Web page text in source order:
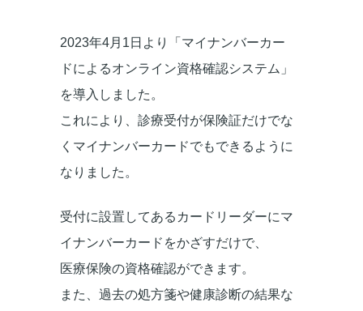
2023年4月1日より「マイナンバーカー
ドによるオンライン資格確認システム」
を導入しました。
これにより、診療受付が保険証だけでな
くマイナンバーカードでもできるように
なりました。
受付に設置してあるカードリーダーにマ
イナンバーカードをかざすだけで、
医療保険の資格確認ができます。
また、過去の処方箋や健康診断の結果な